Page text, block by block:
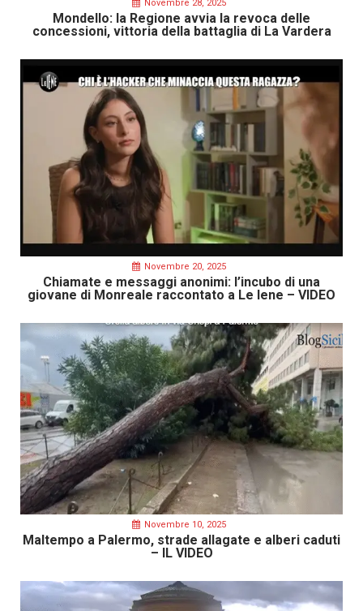
Novembre 28, 2025
Mondello: la Regione avvia la revoca delle
concessioni, vittoria della battaglia di La Vardera
Novembre 20, 2025
Chiamate e messaggi anonimi: l’incubo di una
giovane di Monreale raccontato a Le Iene – VIDEO
Novembre 10, 2025
Maltempo a Palermo, strade allagate e alberi caduti
– IL VIDEO